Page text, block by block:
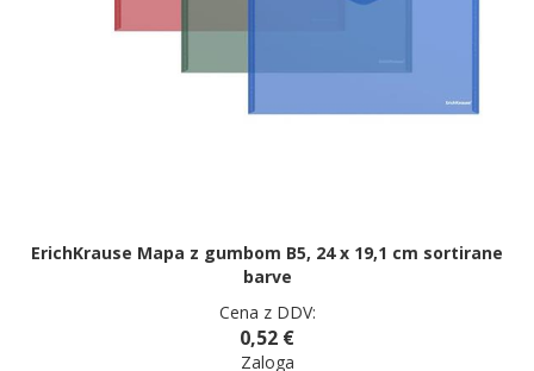
ErichKrause Mapa z gumbom B5, 24 x 19,1 cm sortirane
barve
Cena z DDV:
0,52 €
Zaloga